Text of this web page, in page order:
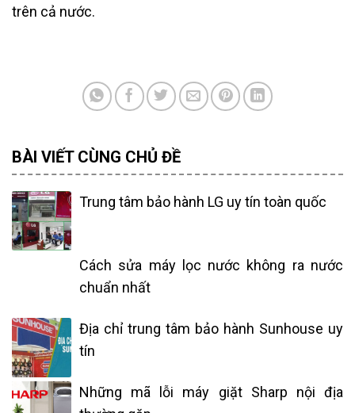
trên cả nước.
BÀI VIẾT CÙNG CHỦ ĐỀ
Trung tâm bảo hành LG uy tín toàn quốc
Cách sửa máy lọc nước không ra nước
chuẩn nhất
Địa chỉ trung tâm bảo hành Sunhouse uy
tín
Những mã lỗi máy giặt Sharp nội địa